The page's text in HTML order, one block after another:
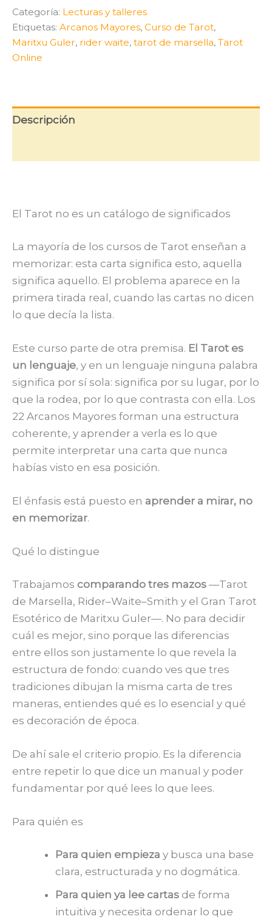
—
Arcanos
Mayores
Cohorte
Categoría: Lecturas y talleres
Etiquetas: Arcanos Mayores, Curso de Tarot,
Maritxu Guler, rider waite, tarot de marsella, Tarot
Online
Descripción
El Tarot no es un catálogo de significados
La mayoría de los cursos de Tarot enseñan a
memorizar: esta carta significa esto, aquella
significa aquello. El problema aparece en la
primera tirada real, cuando las cartas no dicen
lo que decía la lista.
Este curso parte de otra premisa. El Tarot es
un lenguaje, y en un lenguaje ninguna palabra
significa por sí sola: significa por su lugar, por lo
que la rodea, por lo que contrasta con ella. Los
22 Arcanos Mayores forman una estructura
coherente, y aprender a verla es lo que
permite interpretar una carta que nunca
habías visto en esa posición.
El énfasis está puesto en aprender a mirar, no
en memorizar.
Qué lo distingue
Trabajamos comparando tres mazos —Tarot
de Marsella, Rider–Waite–Smith y el Gran Tarot
Esotérico de Maritxu Guler—. No para decidir
cuál es mejor, sino porque las diferencias
entre ellos son justamente lo que revela la
estructura de fondo: cuando ves que tres
tradiciones dibujan la misma carta de tres
maneras, entiendes qué es lo esencial y qué
es decoración de época.
De ahí sale el criterio propio. Es la diferencia
entre repetir lo que dice un manual y poder
fundamentar por qué lees lo que lees.
Para quién es
Para quien empieza y busca una base
clara, estructurada y no dogmática.
Para quien ya lee cartas de forma
intuitiva y necesita ordenar lo que